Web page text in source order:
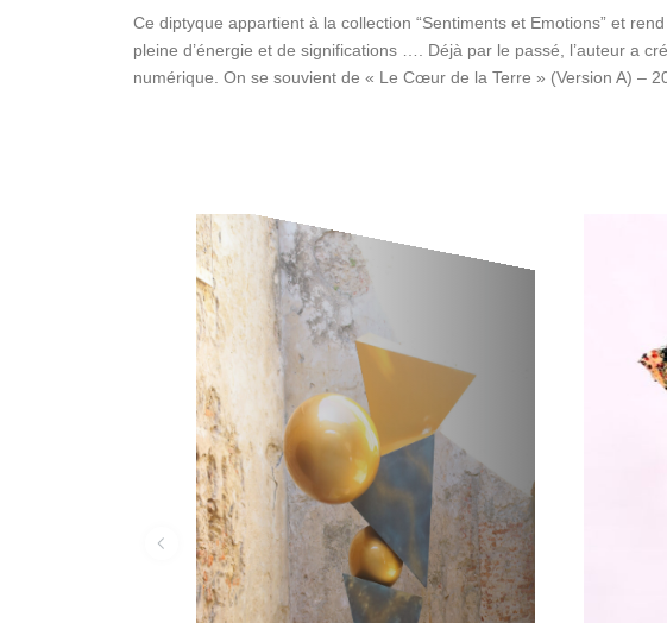
Ce diptyque appartient à la collection “Sentiments et Emotions” et
pleine d’énergie et de significations …. Déjà par le passé, l’auteur a
numérique. On se souvient de « Le Cœur de la Terre » (Version A) –